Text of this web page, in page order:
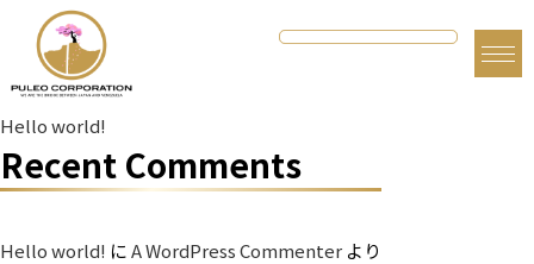
Recent Posts
Hello world!
Recent Comments
Hello world! にA WordPress Commenter より